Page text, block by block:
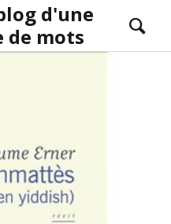
d'une
de mots